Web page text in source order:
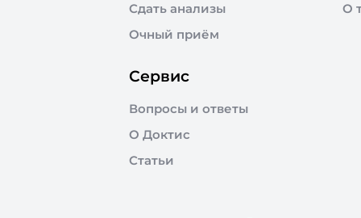
Сдать анализы
Очный приём
О
Сервис
Вопросы и ответы
О Доктис
Статьи